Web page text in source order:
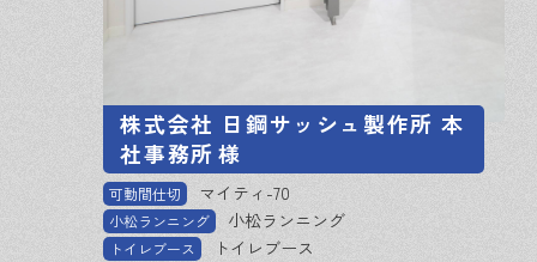
株式会社 日鋼サッシュ製作所 本
社事務所 様
可動間仕切 マイティ-70
小松ランニング 小松ランニング
トイレブース トイレブース